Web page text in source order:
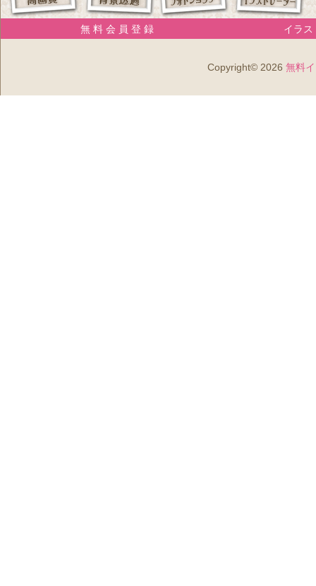
無 料 会 員 登 録 イラス
Copyright© 2026 無料